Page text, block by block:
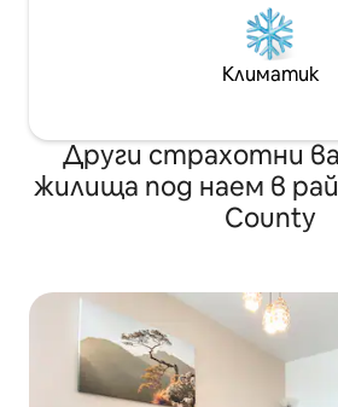
Климатик
Други страхотни
жилища под наем в
County